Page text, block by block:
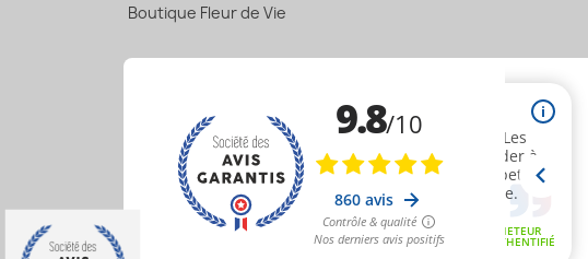
Boutique Fleur de Vie